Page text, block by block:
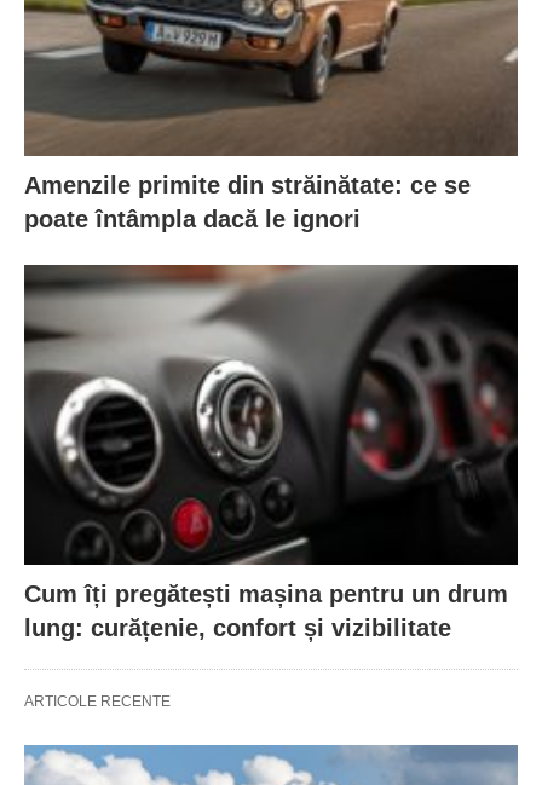
Amenzile primite din străinătate: ce se
poate întâmpla dacă le ignori
Cum îți pregătești mașina pentru un drum
lung: curățenie, confort și vizibilitate
ARTICOLE RECENTE